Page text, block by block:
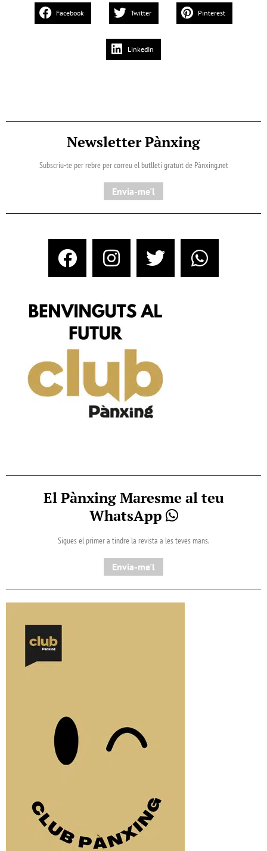
Facebook Twitter Pinterest
LinkedIn
Newsletter Pànxing
Subscriu-te per rebre per correu el butlletí gratuït de Pànxing.net​
Envia-me'l
El Pànxing Maresme al teu
WhatsApp
Sigues el primer a tindre la revista a les teves mans.
Envia-me'l